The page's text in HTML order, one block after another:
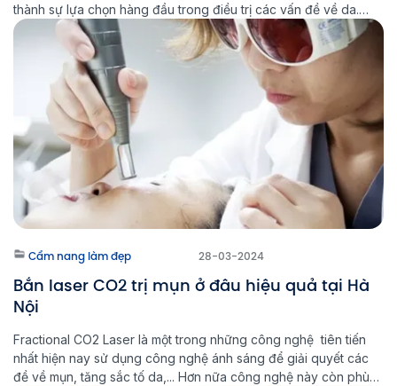
thành sự lựa chọn hàng đầu trong điều trị các vấn đề về da.
Bạn có thể dễ dàng tìm thấy cả trăm lý do nên lựa chọn […]
Cẩm nang làm đẹp 28-03-2024
Bắn laser CO2 trị mụn ở đâu hiệu quả tại Hà
Nội
Fractional CO2 Laser là một trong những công nghệ tiên tiến
nhất hiện nay sử dụng công nghệ ánh sáng để giải quyết các
đề về mụn, tăng sắc tố da,... Hơn nữa công nghệ này còn phù